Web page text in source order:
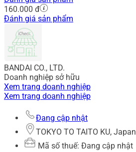
160.000 đ
Đánh giá sản phẩm
BANDAI CO., LTD.
Doanh nghiệp sở hữu
Xem trang doanh nghiệp
Xem trang doanh nghiệp
Đang cập nhật
TOKYO TO TAITO KU, Japan
Mã số thuế: Đang cập nhật